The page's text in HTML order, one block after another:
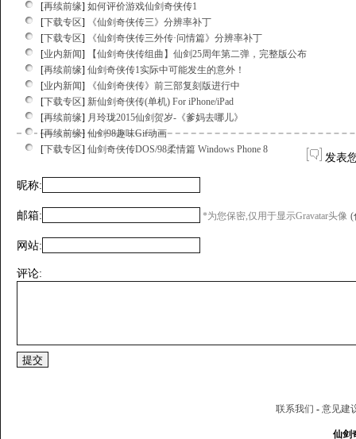
[再续前缘] 如何评价游戏仙剑奇侠传1
[下载专区]
《仙剑奇侠传三》分辨率补丁
[下载专区]
《仙剑奇侠传三外传·问情篇》分辨率补丁
[业内新闻]
【仙剑奇侠传组曲】仙剑25周年第二弹，完整版公布
[再续前缘] 仙剑奇侠传1实际中可能发生的意外！
[业内新闻]
《仙剑奇侠传》前三部复刻版进行中
[下载专区] 新仙剑奇侠传(单机) For iPhone/iPad
[再续前缘] 月玲珑2015仙剑贺岁-《爹妈去哪儿》
[再续前缘] 仙剑98趣味Gif动画
[下载专区] 仙剑奇侠传DOS/98柔情篇 Windows Phone 8
发表
昵称:
邮箱: *为您保密,仅用于显示Gravatar头像 (
网站:
评论:
联系我们 - 意见建
仙剑